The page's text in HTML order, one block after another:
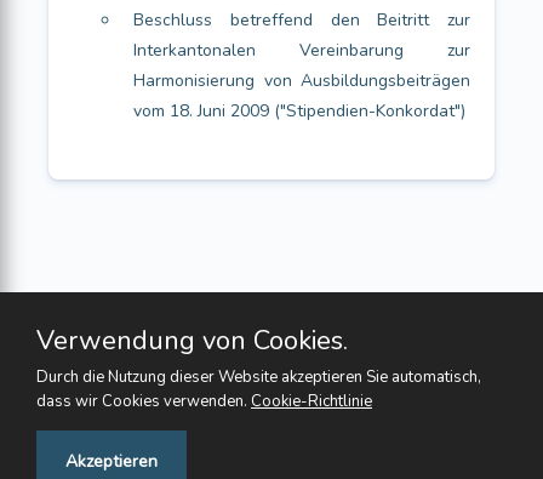
Beschluss betreffend den Beitritt zur
Interkantonalen Vereinbarung zur
Harmonisierung von Ausbildungsbeiträgen
vom 18. Juni 2009 ("Stipendien-Konkordat")
Verwendung von Cookies.
Durch die Nutzung dieser Website akzeptieren Sie automatisch,
dass wir Cookies verwenden. Cookie-Richtlinie
Akzeptieren